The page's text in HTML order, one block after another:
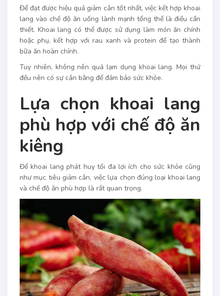
Để đạt được hiệu quả giảm cân tốt nhất, việc kết hợp khoai
lang vào chế độ ăn uống lành mạnh tổng thể là điều cần
thiết. Khoai lang có thể được sử dụng làm món ăn chính
hoặc phụ, kết hợp với rau xanh và protein để tạo thành
bữa ăn hoàn chỉnh.
Tuy nhiên, không nên quá lạm dụng khoai lang. Mọi thứ
đều nên có sự cân bằng để đảm bảo sức khỏe.
Lựa chọn khoai lang
phù hợp với chế độ ăn
kiêng
Để khoai lang phát huy tối đa lợi ích cho sức khỏe cũng
như mục tiêu giảm cân, việc lựa chọn đúng loại khoai lang
và chế độ ăn phù hợp là rất quan trọng.